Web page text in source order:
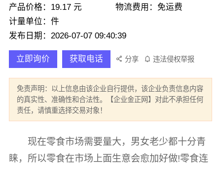
产品价格：19.17 元
物流费用：免运费
计量单位：件
发布日期：2026-07-07 09:40:39
立即询价 获取电话 分享 违法侵权举报
免责声明：以上信息由该企业自行提供，该企业负责信息内容
的真实性、准确性和合法性。【企业金正网】对此不承担任何
责任，请慎重选择交易对象！
现在零食市场需要量大，男女老少都十分青
睐，所以零食在市场上面生意会愈加好做!零食连